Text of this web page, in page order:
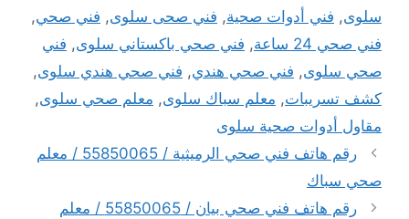
سلوى, فني أدوات صحية, فني صحى سلوى, فني صحي,
فني صحي 24 ساعة
, فني صحي باكستاني سلوى, فني
صحي سلوى, فني صحي هندي, فني صحي هندي سلوى,
كشف تسريبات, معلم سباك سلوى, معلم صحي سلوى,
مقاول أدوات صحية سلوى
رقم هاتف فني صحي الرميثية / 55850065 / معلم
صحي سباك
رقم هاتف فني صحي بيان / 55850065 / معلم